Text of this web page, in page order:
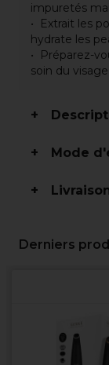
impuretés
Extrait les
hydrate les
Préparez-
soin du
Mode
Derniers